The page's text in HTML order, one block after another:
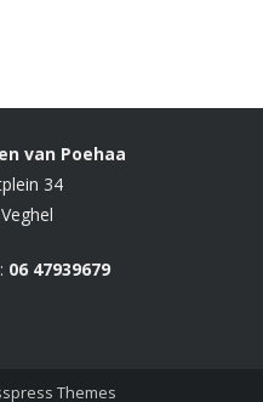
van Poehaa
34
06 47939679
Themes